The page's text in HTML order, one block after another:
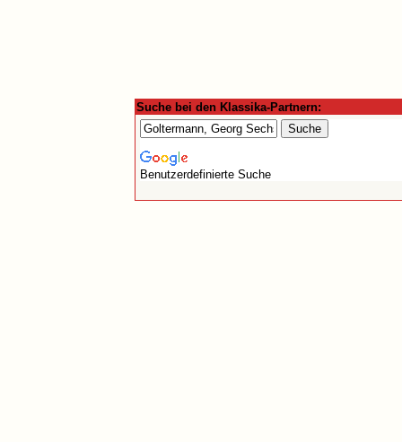
Suche bei den Klassika-Partnern:
Benutzerdefinierte Suche